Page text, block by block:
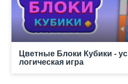
Цветные Блоки Кубики -
логическая игра